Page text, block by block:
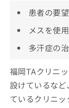
患者の要
メスを使
多汗症の
福岡TAクリニ
設けているな
ているクリニッ